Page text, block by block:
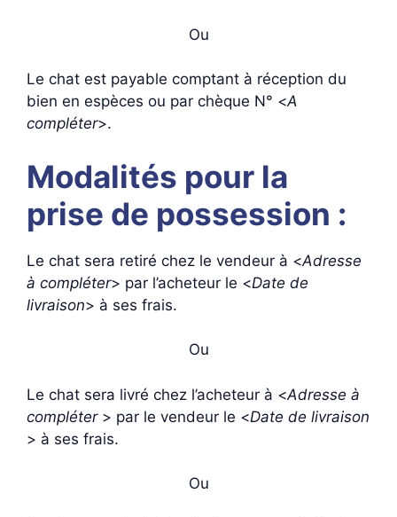
Ou
Le chat est payable comptant à réception du
bien en espèces ou par chèque N° <A
compléter>.
Modalités pour la
prise de possession :
Le chat sera retiré chez le vendeur à <Adresse
à compléter> par l’acheteur le <Date de
livraison> à ses frais.
Ou
Le chat sera livré chez l’acheteur à <Adresse à
compléter> par le vendeur le <Date de livraison
> à ses frais.
Ou